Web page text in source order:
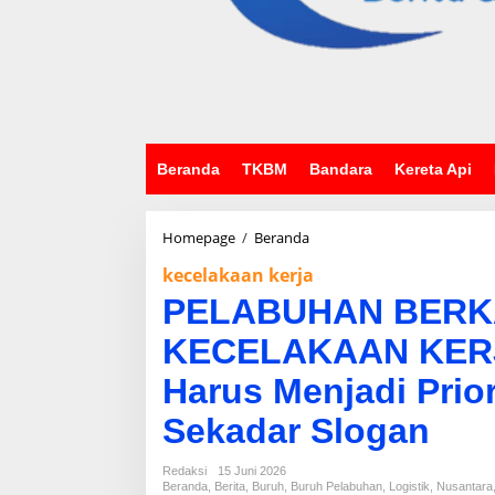
Beranda TKBM Bandara Kereta Api
Homepage / Beranda
L
A
B
U
H
N
B
E
kecelakaan kerja
PELABUHAN
KECELAKAAN
Harus Menjadi
Sekadar Slogan
Redaksi
15 Juni 2026
Beranda
Berita Buruh Buruh Pelabuhan Logistik Nusantara